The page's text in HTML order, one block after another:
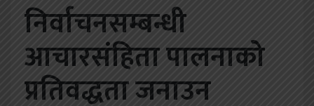
अर्थतंत्र
निर्वाचनसम्बन्धी
आचारसंहिता पालनाको
प्रतिवद्धता जनाउन